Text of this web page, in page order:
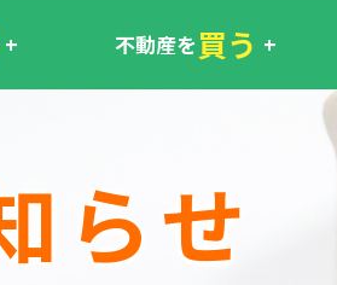
不動産を買う
らせ